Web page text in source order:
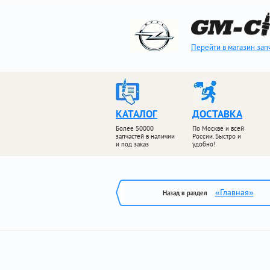
Перейти в магазин
КАТАЛОГ
Более 50000
запчастей в наличии
и под заказ
ДОСТАВКА
По Москве и всей
России. Быстро и
удобно!
Назад в раздел «Главная»